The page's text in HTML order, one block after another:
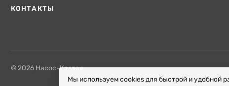
КОНТАКТЫ
© 2026 Насос-Кратор
Мы используем cookies для быстрой и удобной